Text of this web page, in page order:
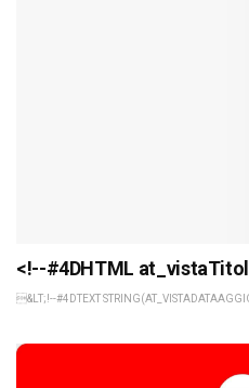
<!--#4DHTML
&LT;!--#4DTEXT